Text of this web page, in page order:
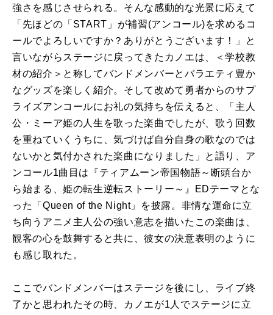
強さを感じさせられる。そんな感動的な光景に応えて
「先ほどの「START」が補習(アンコール)を求めるコ
ールでよろしいですか？ありがとうございます！」と
言いながらステージに戻ってきたカノエは、＜学校教
材の紹介＞と称してバンドメンバーとバラエティ豊か
なグッズを楽しく紹介。そして改めて勇者からのサプ
ライズアンコールにお礼の気持ちを伝えると、「主人
公・ミーア姫の人生を歌った楽曲でしたが、歌う回数
を重ねていくうちに、気づけば自分自身の歌なのでは
ないかと気付かされた楽曲になりました」と語り、ア
ンコール1曲目は『ティアムーン帝国物語～断頭台か
ら始まる、姫の転生逆転ストーリー～』EDテーマとな
った「Queen of the Night」を披露。非情な運命に立
ち向うアニメ主人公の強い意志を描いたこの楽曲は、
観客の心を鼓舞すると共に、彼女の決意表明のように
も感じ取れた。
ここでバンドメンバーはステージを後にし、ライブ終
了かと思われたその時、カノエが1人でステージに立